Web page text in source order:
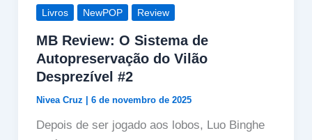
Livros NewPOP Review
MB Review: O Sistema de
Autopreservação do Vilão
Desprezível #2
Nivea Cruz 6 de novembro de 2025
Depois de ser jogado aos lobos, Luo Binghe